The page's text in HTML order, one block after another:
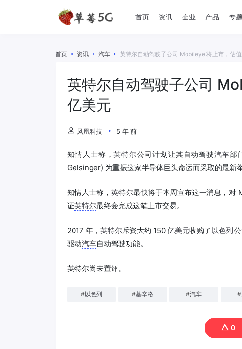
首页 资讯 企业 产品 专题
首页 资讯 汽车 英特尔自动驾驶子公司 Mobileye 将上市，估
英特尔自动驾驶子公司
亿美元
凤凰科技 5 年 前
知情人士称，英特尔公司计划让其自动驾驶汽车部
Gelsinger) 为重振这家半导体巨头命运而采取的最新举
知情人士称，英特尔最快将于本周宣布这一消息，对
证英特尔最终会完成这笔上市交易。
2017 年，英特尔斥资大约 150 亿美元收购了以色列
驱动汽车自动驾驶功能。
英特尔尚未置评。
#以色列 #基辛格 #汽车 #
0